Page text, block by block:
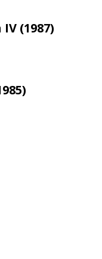
(1987)